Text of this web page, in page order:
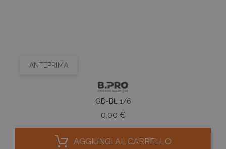
ANTEPRIMA
GD-BL 1/6
0,00 €Prezzo
AGGIUNGI AL CARRELLO